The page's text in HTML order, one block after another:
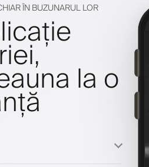
ÎN BUZUNARUL LOR
la o